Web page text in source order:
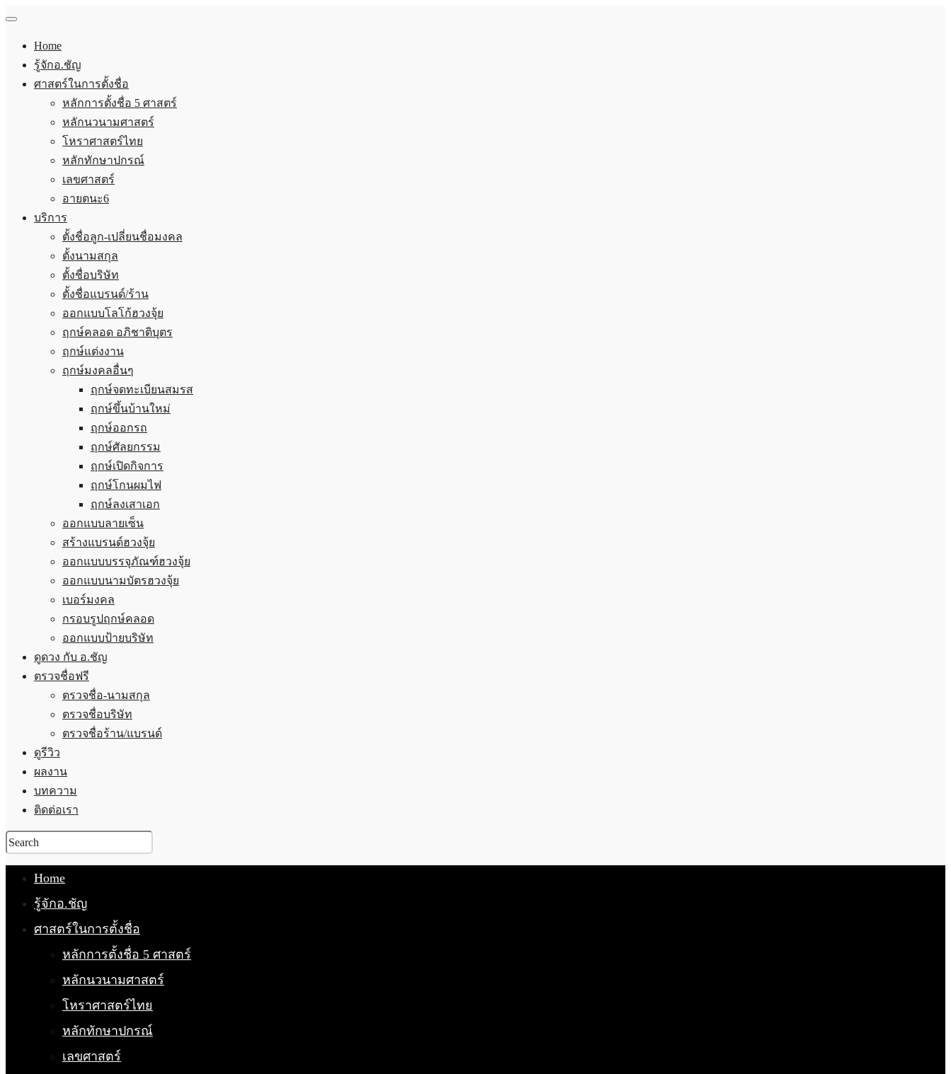
Home
รู้จักอ.ชัญ
ศาสตร์ในการตั้งชื่อ
หลักการตั้งชื่อ 5 ศาสตร์
หลักนวนามศาสตร์
โหราศาสตร์ไทย
หลักทักษาปกรณ์
เลขศาสตร์
อายตนะ6
บริการ
ตั้งชื่อลูก-เปลี่ยนชื่อมงคล
ตั้งนามสกุล
ตั้งชื่อบริษัท
ตั้งชื่อแบรนด์/ร้าน
ออกแบบโลโก้ฮวงจุ้ย
ฤกษ์คลอด อภิชาติบุตร
ฤกษ์แต่งงาน
ฤกษ์มงคลอื่นๆ
ฤกษ์จดทะเบียนสมรส
ฤกษ์ขึ้นบ้านใหม่
ฤกษ์ออกรถ
ฤกษ์ศัลยกรรม
ฤกษ์เปิดกิจการ
ฤกษ์โกนผมไฟ
ฤกษ์ลงเสาเอก
ออกแบบลายเซ็น
สร้างแบรนด์ฮวงจุ้ย
ออกแบบบรรจุภัณฑ์ฮวงจุ้ย
ออกแบบนามบัตรฮวงจุ้ย
เบอร์มงคล
กรอบรูปฤกษ์คลอด
ออกแบบป้ายบริษัท
ดูดวง กับ อ.ชัญ
ตรวจชื่อฟรี
ตรวจชื่อ-นามสกุล
ตรวจชื่อบริษัท
ตรวจชื่อร้าน/แบรนด์
ดูรีวิว
ผลงาน
บทความ
ติดต่อเรา
Home
รู้จักอ.ชัญ
ศาสตร์ในการตั้งชื่อ
หลักการตั้งชื่อ 5 ศาสตร์
หลักนวนามศาสตร์
โหราศาสตร์ไทย
หลักทักษาปกรณ์
เลขศาสตร์